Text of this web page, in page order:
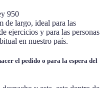
950
de largo, ideal para las
ejercicios y para las personas
en nuestro país.
el pedido o para la espera del